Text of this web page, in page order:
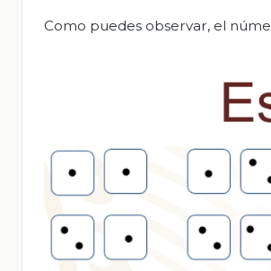
Como puedes observar, el